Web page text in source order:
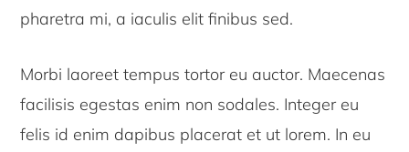
pharetra mi, a iaculis elit finibus sed.
Morbi laoreet tempus tortor eu auctor. Maecenas
facilisis egestas enim non sodales. Integer eu
felis id enim dapibus placerat et ut lorem. In eu